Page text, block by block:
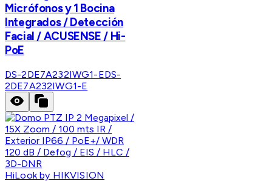
Micrófonos y 1 Bocina
Integrados / Detección
Facial / ACUSENSE / Hi-
PoE
DS-2DE7A232IWG1-EDS-
2DE7A232IWG1-E
HiLook by HIKVISION